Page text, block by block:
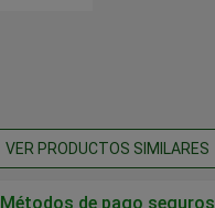
VER PRODUCTOS SIMILARES
Métodos de pago seguros